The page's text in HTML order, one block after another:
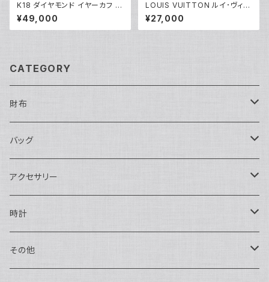
K18 ダイヤモンド イヤーカフ 1
8金 Y05253
¥49,000
LOUIS VUITTON ルイ･ヴィト
ン オーガナイザードゥポッシュ
モノグラム カードケース M6117
1 Y04465
¥27,000
CATEGORY
財布
長財布
二つ折り
バッグ
ショルダーバッグ・ボディバッグ
ハンドバッグ・ポーチ
トートバッグ
アクセサリー
ネックレス
指輪
時計
アナログ・機械式
その他